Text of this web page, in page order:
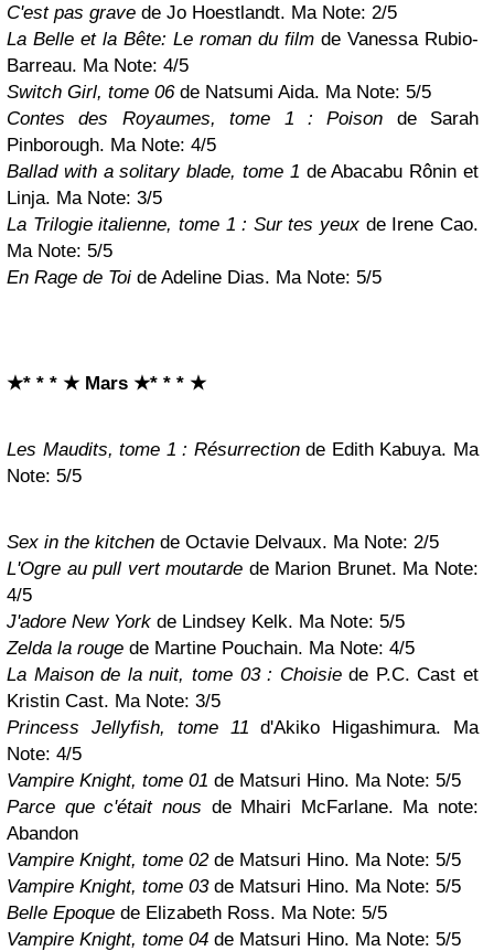
C'est pas grave de Jo Hoestlandt. Ma Note: 2/5
La Belle et la Bête: Le roman du film de Vanessa Rubio-
Barreau. Ma Note: 4/5
Switch Girl, tome 06de Natsumi Aida. Ma Note: 5/5
Contes des Royaumes, tome 1 : Poison de Sarah
Pinborough. Ma Note: 4/5
Ballad with a solitary blade, tome 1 de Abacabu Rônin et
Linja. Ma Note: 3/5
La Trilogie italienne, tome 1 : Sur tes yeux de Irene Cao.
Ma Note: 5/5
En Rage de Toi de Adeline Dias. Ma Note: 5/5
★* * * ★ Mars ★* * * ★
Les Maudits, tome 1 : Résurrectionde Edith Kabuya. Ma
Note: 5/5
Sex in the kitchen de Octavie Delvaux. Ma Note: 2/5
L'Ogre au pull vert moutarde de Marion Brunet. Ma Note:
4/5
J'adore New York de Lindsey Kelk. Ma Note: 5/5
Zelda la rouge de Martine Pouchain. Ma Note: 4/5
La Maison de la nuit, tome 03 : Choisiede P.C. Cast et
Kristin Cast. Ma Note: 3/5
Princess Jellyfish, tome 11 d'Akiko Higashimura. Ma
Note: 4/5
Vampire Knight, tome 01 de Matsuri Hino. Ma Note: 5/5
Parce que c'était nous de Mhairi McFarlane. Ma note:
Abandon
Vampire Knight, tome 02de Matsuri Hino. Ma Note: 5/5
Vampire Knight, tome 03de Matsuri Hino. Ma Note: 5/5
Belle Epoque de Elizabeth Ross. Ma Note: 5/5
Vampire Knight, tome 04 de Matsuri Hino. Ma Note: 5/5